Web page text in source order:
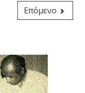
Επόμενο